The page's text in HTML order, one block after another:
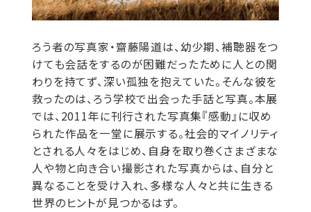
ろう者の写真家・齋藤陽道は、幼少期、補聴器をつ
けても会話をするのが困難だったために人との関
わりを持てず、深い孤独を抱えていた。そんな彼を
救ったのは、ろう学校で出会った手話と写真。本展
では、2011年に刊行された写真集『感動』に収め
られた作品を一堂に展示する。社会的マイノリティ
とされる人々をはじめ、自身を取り巻くさまざまな
人や物と向き合い撮影された写真からは、自分と
異なることを受け入れ、多様な人々と共に生きる
世界のヒントが見つかるはず。